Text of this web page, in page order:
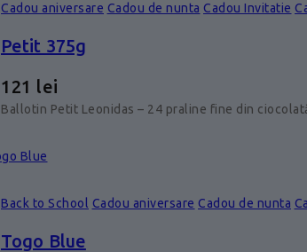
Cadou aniversare Cadou de nunta Cadou Invitatie
Petit 375g
121 lei
Ballotin Petit Leonidas – 24 praline fine din
Back to School Cadou aniversare Cadou de nunta
Togo Blue